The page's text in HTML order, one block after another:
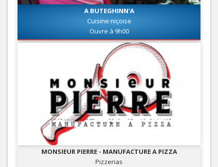
A BUTEGHINN'A
Cuisine niçoise
Ouvre à 9h00
MONSIEUR PIERRE - MANUFACTURE A PIZZA
Pizzerias